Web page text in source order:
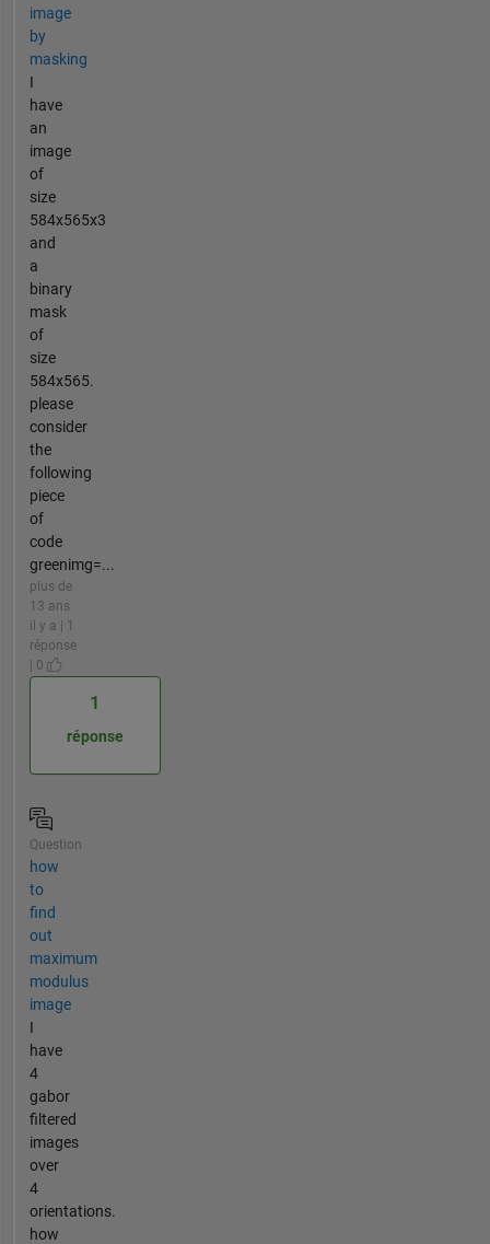
image
by
masking
I
have
an
image
of
size
584x565x3
and
a
binary
mask
of
size
584x565.
please
consider
the
following
piece
of
code
greenimg=...
plus de
13 ans
il y a | 1
réponse
| 0
1
réponse
Question
how
to
find
out
maximum
modulus
image
I
have
4
gabor
filtered
images
over
4
orientations.
how